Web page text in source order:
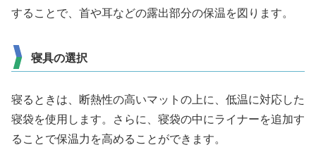
することで、首や耳などの露出部分の保温を図ります。
寝具の選択
寝るときは、断熱性の高いマットの上に、低温に対応した
寝袋を使用します。さらに、寝袋の中にライナーを追加す
ることで保温力を高めることができます。